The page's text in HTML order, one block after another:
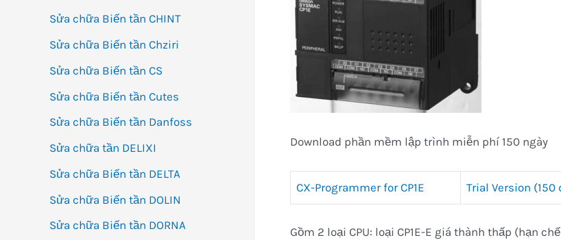
Sửa chữa Biến tần CHINT
Sửa chữa Biến tần Chziri
Sửa chữa Biến tần CS
Sửa chữa Biến tần Cutes
Sửa chữa Biến tần Danfoss
Sửa chữa tần DELIXI
Sửa chữa Biến tần DELTA
Sửa chữa Biến tần DOLIN
Sửa chữa Biến tần DORNA
Download phần mềm lập trình miễn phí 150 ngày
CX-Programmer for CP1E Trial Version
Gồm 2 loại CPU: loại CP1E-E giá thành thấp (hạn